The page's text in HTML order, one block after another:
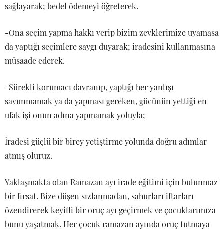
sağlayarak; bedel ödemeyi öğreterek.
-Ona seçim yapma hakkı verip bizim zevklerimize uyamasa
da yaptığı seçimlere saygı duyarak; iradesini kullanmasına
müsaade ederek.
-Sürekli korumacı davranıp, yaptığı her yanlışı
savunmamak ya da yapması gereken, gücünün yettiği en
ufak işi onun adına yapmamak yoluyla;
İradesi güçlü bir birey yetiştirme yolunda doğru adımlar
atmış oluruz.
Yaklaşmakta olan Ramazan ayı irade eğitimi için bulunmaz
bir fırsat. Bize düşen sızlanmadan, sahurları iftarları
özendirerek keyifli bir oruç ayı geçirmek ve çocuklarımıza
bunu yaşatmak. Her çocuk ramazan ayında oruç tutmaya